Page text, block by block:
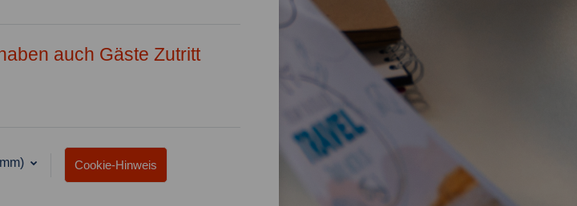
auch Gäste Zutritt
Cookie-Hinweis